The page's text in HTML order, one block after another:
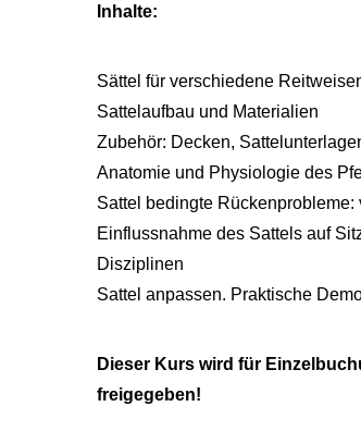
Inhalte:
Sättel für verschiedene
Sattelaufbau und Materialien
Zubehör: Decken,
Anatomie und Physiologie des
Sattel bedingte
Einflussnahme des Sattels auf
Disziplinen
Sattel anpassen. Praktische
Dieser Kurs wird für
freigegeben!